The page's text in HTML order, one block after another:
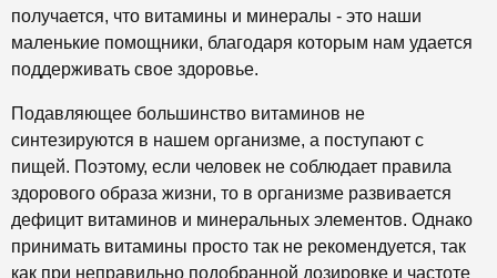
получается, что витамины и минералы - это наши
маленькие помощники, благодаря которым нам удается
поддерживать свое здоровье.
Подавляющее большинство витаминов не
синтезируются в нашем организме, а поступают с
пищей. Поэтому, если человек не соблюдает правила
здорового образа жизни, то в организме развивается
дефицит витаминов и минеральных элементов. Однако
принимать витамины просто так не рекомендуется, так
как при неправильно подобранной дозировке и частоте